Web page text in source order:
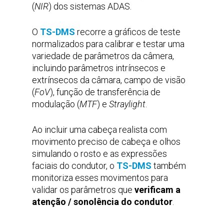
(NIR) dos sistemas ADAS.
O TS-DMS recorre a gráficos de teste
normalizados para calibrar e testar uma
variedade de parâmetros da câmera,
incluindo parâmetros intrínsecos e
extrínsecos da câmara, campo de visão
(FoV), função de transferência de
modulação (MTF) e Straylight
Ao incluir uma cabeça realista com
movimento preciso de cabeça e olhos
simulando o rosto e as expressões
faciais do condutor, o TS-DMS também
monitoriza esses movimentos para
validar os parâmetros que verificam a
atenção / sonolência do condutor